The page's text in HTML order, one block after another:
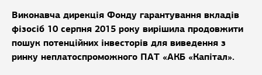
Виконавча дирекція Фонду гарантування вкладів
фізосіб 10 серпня 2015 року вирішила продовжити
пошук потенційних інвесторів для виведення з
ринку неплатоспроможного ПАТ «АКБ «Капітал».